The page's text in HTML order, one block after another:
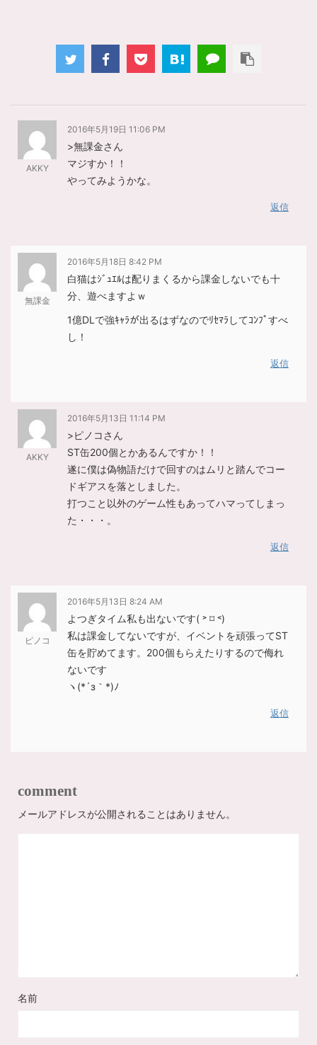
AKKY
2016年5月19日 11:06 PM
>無課金さん
マジすか！！
やってみようかな。
返信
無課金
2016年5月18日 8:42 PM
白猫はｼﾞｭｴﾙは配りまくるから課金しないでも十
分、遊べますよｗ
1億DLで強ｷｬﾗが出るはずなのでﾘｾﾏﾗしてｺﾝﾌﾟすべ
し！
返信
AKKY
2016年5月13日 11:14 PM
>ピノコさん
ST缶200個とかあるんですか！！
遂に僕は偽物語だけで回すのはムリと踏んでコー
ドギアスを落としました。
打つこと以外のゲーム性もあってハマってしまっ
た・・・。
返信
ピノコ
2016年5月13日 8:24 AM
よつぎタイム私も出ないです( ˃ ⌑ ˂)
私は課金してないですが、イベントを頑張ってST
缶を貯めてます。200個もらえたりするので侮れ
ないです
ヽ(*´з｀*)ﾉ
返信
comment
メールアドレスが公開されることはありません。
名前